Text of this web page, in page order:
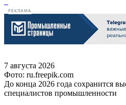
РЕКЛАМА
7 августа 2026
Фото: ru.freepik.com
До конца 2026 года сохранится
специалистов промышленности